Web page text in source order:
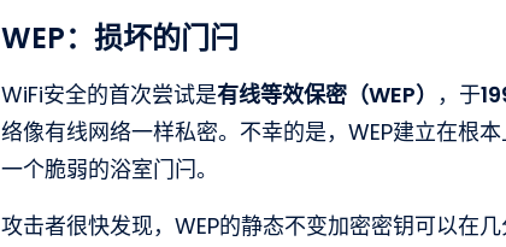
WEP：损坏的门闩
WiFi安全的首次尝试是有线等效保密（WEP） ，于
络像有线网络一样私密。不幸的是，WEP建立在根
一个脆弱的浴室门闩。
攻击者很快发现，WEP的静态不变加密密钥可以在